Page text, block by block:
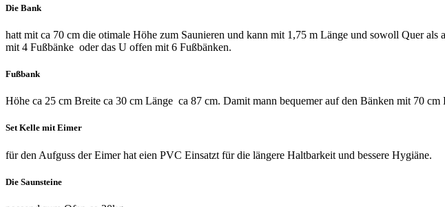
Die Bank
hatt mit ca 70 cm die otimale Höhe zum Saunieren und kann mit 1,75 m Länge und sowoll Quer
mit 4 Fußbänke oder das U offen mit 6 Fußbänken.
Fußbank
Höhe ca 25 cm Breite ca 30 cm Länge ca 87 cm. Damit mann bequemer auf den Bänken mit 70 cm
Set Kelle mit Eimer
für den Aufguss der Eimer hat eien PVC Einsatzt für die längere Haltbarkeit und bessere Hygiäne.
Die Saunsteine